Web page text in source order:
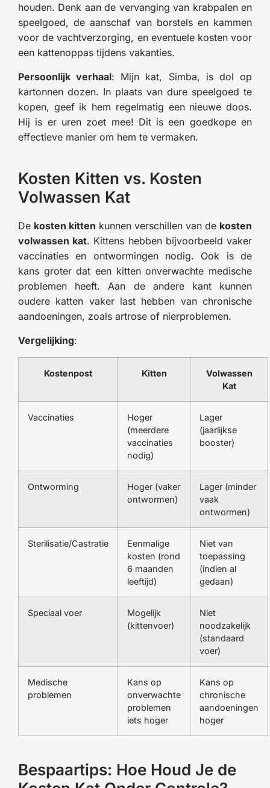
houden. Denk aan de vervanging van krabpalen en
speelgoed, de aanschaf van borstels en kammen
voor de vachtverzorging, en eventuele kosten voor
een kattenoppas tijdens vakanties.
Persoonlijk verhaal: Mijn kat, Simba, is dol op
kartonnen dozen. In plaats van dure speelgoed te
kopen, geef ik hem regelmatig een nieuwe doos.
Hij is er uren zoet mee! Dit is een goedkope en
effectieve manier om hem te vermaken.
Kosten Kitten vs. Kosten
Volwassen Kat
De kosten kitten kunnen verschillen van de kosten
volwassen kat. Kittens hebben bijvoorbeeld vaker
vaccinaties en ontwormingen nodig. Ook is de
kans groter dat een kitten onverwachte medische
problemen heeft. Aan de andere kant kunnen
oudere katten vaker last hebben van chronische
aandoeningen, zoals artrose of nierproblemen.
Vergelijking:
Kostenpost Kitten
Volwassen
Kat
Vaccinaties
Hoger
(meerdere
vaccinaties
nodig)
Lager
(jaarlijkse
booster)
Ontworming
Hoger (vaker
ontwormen)
Lager (minder
vaak
ontwormen)
Sterilisatie/Castratie
Eenmalige
kosten (rond
6 maanden
leeftijd)
Niet van
toepassing
(indien al
gedaan)
Speciaal voer
Mogelijk
(kittenvoer)
Niet
noodzakelijk
(standaard
voer)
Medische
problemen
Kans op
onverwachte
problemen
iets hoger
Kans op
chronische
aandoeningen
hoger
Bespaartips: Hoe Houd Je de